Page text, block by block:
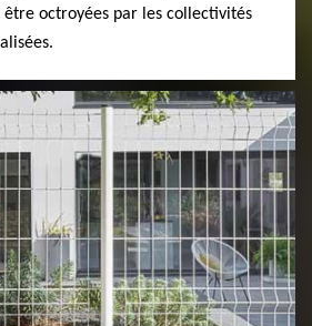
être octroyées par les collectivités